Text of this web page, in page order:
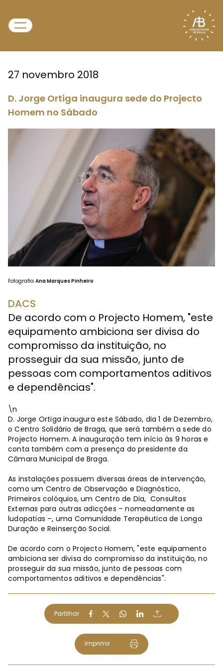
27 novembro 2018
D. Jorge Ortiga inaugura sede do Projecto
Homem no Sábado
Fotografia Ana Marques Pinheiro
DACS
De acordo com o Projecto Homem, "este
equipamento ambiciona ser divisa do
compromisso da instituição, no
prosseguir da sua missão, junto de
pessoas com comportamentos aditivos
e dependências".
\n
D. Jorge Ortiga inaugura este Sábado, dia 1 de Dezembro,
o Centro Solidário de Braga, que será também a sede do
Projecto Homem. A inauguração tem início às 9 horas e
conta também com a presença do presidente da
Câmara Municipal de Braga.
As instalações possuem diversas áreas de intervenção,
como um Centro de Observação e Diagnóstico,
Primeiros colóquios, um Centro de Dia, Consultas
Externas para outras adicções – nomeadamente as
ludopatias –, uma Comunidade Terapêutica de Longa
Duração e Reinserção Social.
De acordo com o Projecto Homem, "este equipamento
ambiciona ser divisa do compromisso da instituição, no
prosseguir da sua missão, junto de pessoas com
comportamentos aditivos e dependências".
Partilhar
Imprimir